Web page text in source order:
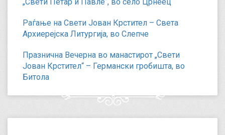
Раѓање на Свети Јован Крстител – Света
Архиерејска Литургија, во Слепче
Празнична Вечерна во манастирот „Свети
Јован Крстител“ – Германски гробишта, во
Битола